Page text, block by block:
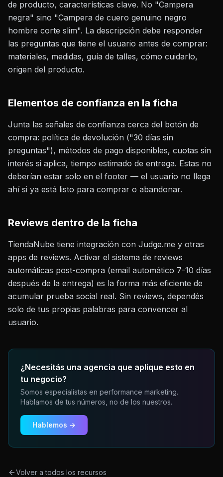
de producto, características clave. No "Campera
negra" sino "Campera de cuero genuino negro
hombre corte slim". La descripción debe responder
las preguntas que tiene el usuario antes de comprar:
materiales, medidas, guía de talles, cómo cuidarlo,
origen del producto.
Elementos de confianza en la ficha
Junta las señales de confianza cerca del botón de
compra: política de devolución ("30 días sin
preguntas"), métodos de pago disponibles, cuotas sin
interés si aplica, tiempo estimado de entrega. Estas no
deberían estar solo en el footer — el usuario no llega
ahí si ya está listo para comprar o abandonar.
Reviews dentro de la ficha
TiendaNube tiene integración con Judge.me y otras
apps de reviews. Activar el sistema de reviews
automáticas post-compra (email automático 7-10 días
después de la entrega) es la forma más eficiente de
acumular prueba social real. Sin reviews, dependés
solo de tus propias palabras para convencer al
usuario.
¿Necesitás una agencia que aplique esto en
tu negocio?
Somos especialistas en performance marketing.
Hablamos de tus números, no de los nuestros.
Hablemos →
Volver a todos los recursos